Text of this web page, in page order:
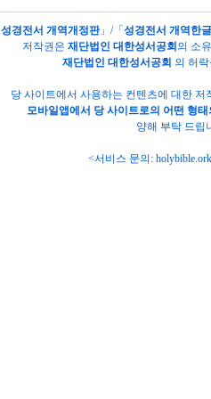
성경전서 개역개정판」/「 성경전서 개역한
저작권은 재단법인 대한성서공회 의 소
재단법인 대한성서공회 의 허
당 사이트에서 사용하는 컨텐츠에 대한
모바일앱에서 당 사이트로의 어떤 형태
양해 부탁 드립
<서비스 문의: